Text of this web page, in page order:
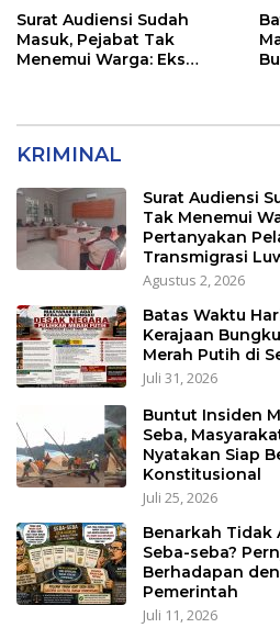
Surat Audiensi Sudah
Masuk, Pejabat Tak
Menemui Warga: Eks
KRIMINAL
Surat Audiensi
Tak Menemui
Pertanyakan
Transmigrasi
Agustus 2, 2026
Batas Waktu
Kerajaan
Merah Putih di
Juli 31, 2026
Buntut Insiden
Seba,
Nyatakan Siap
Konstitusional
Juli 25, 2026
Benarkah Tidak
Seba-seba?
Berhadapan
Pemerintah
Juli 11, 2026